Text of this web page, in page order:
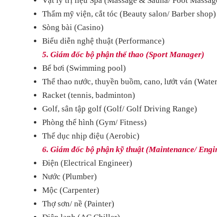
Thẩm mỹ viện, cắt tóc (Beauty salon/ Barber shop)
Sòng bài (Casino)
Biểu diễn nghệ thuật (Performance)
5. Giám đốc bộ phận thể thao (Sport Manager)
Bể bơi (Swimming pool)
Thể thao nước, thuyền buồm, cano, lướt ván
Racket (tennis, badminton)
Golf, sân tập golf (Golf/ Golf Driving Range)
Phòng thể hình (Gym/ Fitness)
Thể dục nhịp điệu (Aerobic)
6. Giám đốc bộ phận kỹ thuật (Maintenance/
Điện (Electrical Engineer)
Nước (Plumber)
Mộc (Carpenter)
Thợ sơn/ nề (Painter)